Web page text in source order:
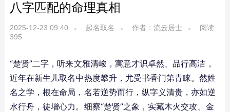
八字匹配的命理真相
2025-12-23 09:40 起名取名 作者：流云居士
阅读
395
“楚贤”二字，听来文雅清峻，寓意才识卓然、品行高洁，
近年在新生儿取名中热度攀升，尤受书香门第青睐。然姓
名之学，根在命局，名若逆势而行，纵字义清贵，亦如逆
水行舟，徒增心力。细察“楚贤”之象，实藏木火交攻、金